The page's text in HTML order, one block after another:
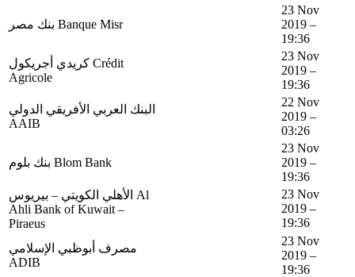
بنك مصر Banque Misr
23 Nov
2019 –
19:36
كريدي أجريكول Crédit
Agricole
23 Nov
2019 –
19:36
البنك العربي الأفريقي الدولي
AAIB
22 Nov
2019 –
03:26
بنك بلوم Blom Bank
23 Nov
2019 –
19:36
الأهلي الكويتي – بيريوس Al
Ahli Bank of Kuwait –
Piraeus
23 Nov
2019 –
19:36
مصرف أبوظبي الإسلامي
ADIB
23 Nov
2019 –
19:36